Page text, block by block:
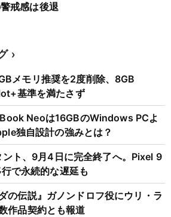
戒感は後退
メモリ推奨を2度削除、8GB
基準を満たさず
Neoは16GBのWindows PCよ
独自設計の強みとは？
ト、9月4日に完全終了へ。Pixel 9
で永続的な遅延も
の伝説』ガノンドロフ役にウリ・ラ
作品契約とも報道